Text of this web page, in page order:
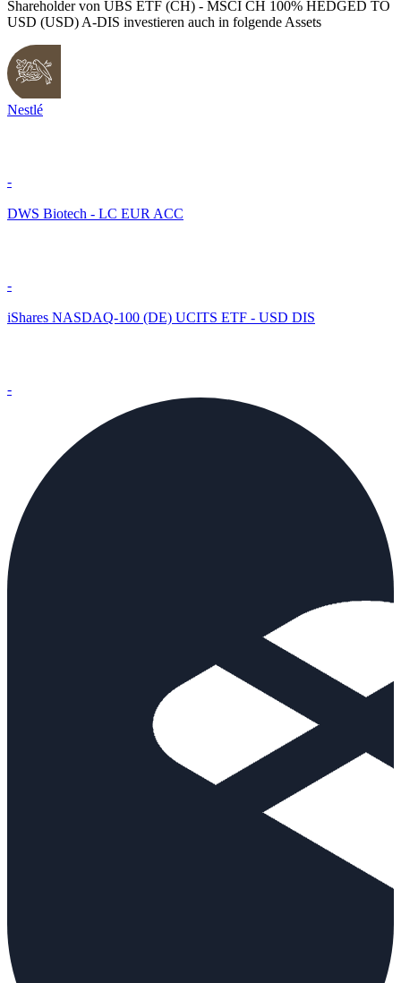
Shareholder von UBS ETF (CH) - MSCI CH 100% HEDGED TO
USD (USD) A-DIS investieren auch in folgende Assets
Nestlé
-
DWS Biotech - LC EUR ACC
-
iShares NASDAQ-100 (DE) UCITS ETF - USD DIS
-